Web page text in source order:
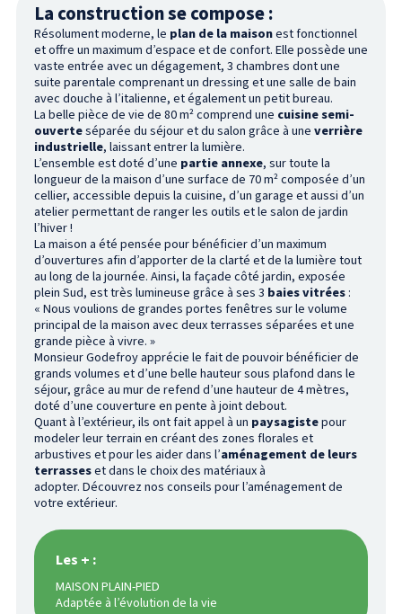
La construction se compose :
Résolument moderne, le plan de la maisonest fonctionnel
et offre un maximum d’espace et de confort. Elle possède une
vaste entrée avec un dégagement, 3 chambres dont une
suite parentale comprenant un dressing et une salle de bain
avec douche à l’italienne, et également un petit bureau.
La belle pièce de vie de 80 m² comprend une cuisine semi-
ouverteséparée du séjour et du salon grâce à uneverrière
industrielle, laissant entrer la lumière.
L’ensemble est doté d’une partie annexe, sur toute la
longueur de la maison d’une surface de 70 m² composée d’un
cellier, accessible depuis la cuisine, d’un garage et aussi d’un
atelier permettant de ranger les outils et le salon de jardin
l’hiver !
La maison a été pensée pour bénéficier d’un maximum
d’ouvertures afin d’apporter de la clarté et de la lumière tout
au long de la journée. Ainsi, la façade côté jardin, exposée
plein Sud, est très lumineuse grâce à ses 3 baies vitrées:
« Nous voulions de grandes portes fenêtres sur le volume
principal de la maison avec deux terrasses séparées et une
grande pièce à vivre. »
Monsieur Godefroy apprécie le fait de pouvoir bénéficier de
grands volumes et d’une belle hauteur sous plafond dans le
séjour, grâce au mur de refend d’une hauteur de 4 mètres,
doté d’une couverture en pente à joint debout.
Quant à l’extérieur, ils ont fait appel à un paysagistepour
modeler leur terrain en créant des zones florales et
arbustives et pour les aider dans l’aménagement de leurs
terrasseset dans le choix des matériaux à
adopter. Découvrez nos conseils pour l’aménagement de
votre extérieur.
Les + :
MAISON PLAIN-PIED
Adaptée à l’évolution de la vie